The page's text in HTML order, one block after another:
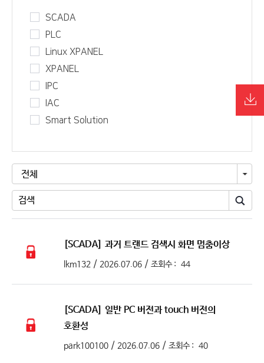
SCADA
PLC
Linux XPANEL
XPANEL
IPC
IAC
Smart Solution
전체
[SCADA] 과거 트랜드 검색시 화면 멈춤이상
lkm132 / 2026.07.06 / 조회수 : 44
[SCADA] 일반 PC 버전과 touch 버전의
호환성
park100100 / 2026.07.06 / 조회수 : 40